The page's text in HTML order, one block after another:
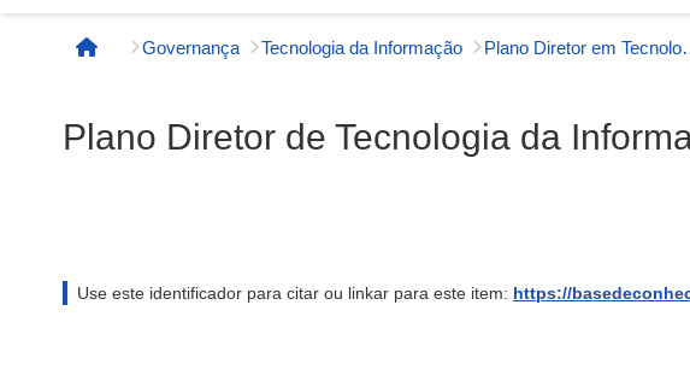
Página inicial
Governança Tecnologia da Informação Plano
Plano Diretor de Tecnologia da
Use este identificador para citar ou linkar para este item: https://